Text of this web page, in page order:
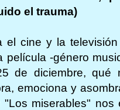
el trauma)
el cine y la
película -género
de diciembre,
emociona y
miserables"